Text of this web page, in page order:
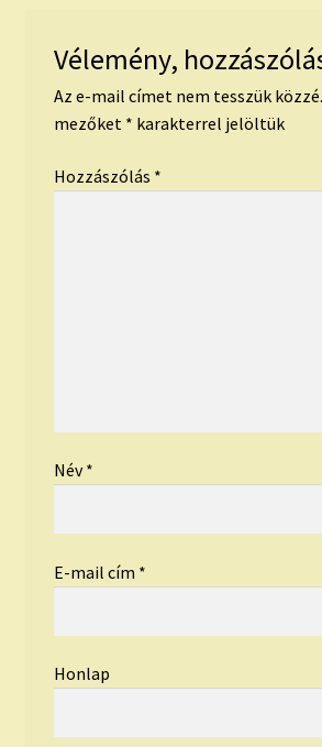
Vélemény,
Az e-mail címet nem tesszük közzé.
mezőket * karakterrel jelöltük
Hozzászólás *
Név*
E-mail cím *
Honlap